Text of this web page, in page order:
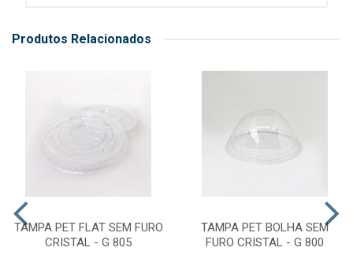
Produtos Relacionados
TAMPA PET FLAT SEM FURO
CRISTAL - G 805
TAMPA PET BOLHA SEM
FURO CRISTAL - G 800